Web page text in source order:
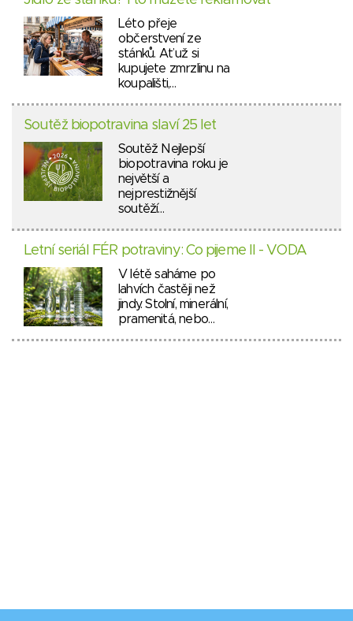
Léto přeje
občerstvení ze
stánků. Ať už si
kupujete zmrzlinu na
koupališti,…
Soutěž biopotravina slaví 25 let
Soutěž Nejlepší
biopotravina roku je
největší a
nejprestižnější
soutěží…
Letní seriál FÉR potraviny: Co pijeme II - VODA
V létě saháme po
lahvích častěji než
jindy. Stolní, minerální,
pramenitá, nebo…